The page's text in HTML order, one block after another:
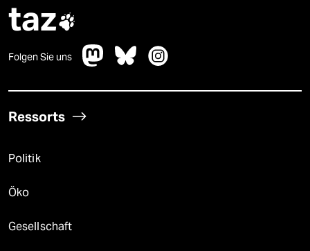
taz
Folgen Sie uns
Ressorts
Politik
Öko
Gesellschaft